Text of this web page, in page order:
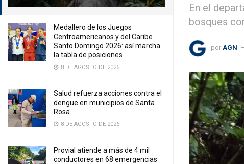
Medallero de los Juegos
Centroamericanos y del Caribe
Santo Domingo 2026: así marcha
la tabla de posiciones
8 DE AGOSTO DE 2026
Salud refuerza acciones contra el
dengue en municipios de Santa
Rosa
8 DE AGOSTO DE 2026
Provial atiende a más de 4 mil
conductores en 68 emergencias
En el
bosques
por AGN